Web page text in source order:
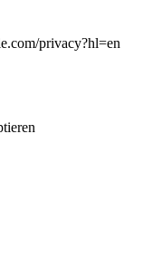
privacy?hl=en